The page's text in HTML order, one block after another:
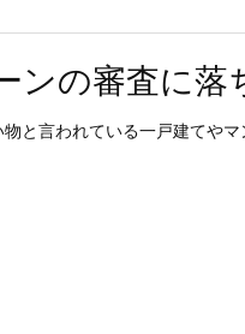
ンの審査に落
と言われている一戸建てや